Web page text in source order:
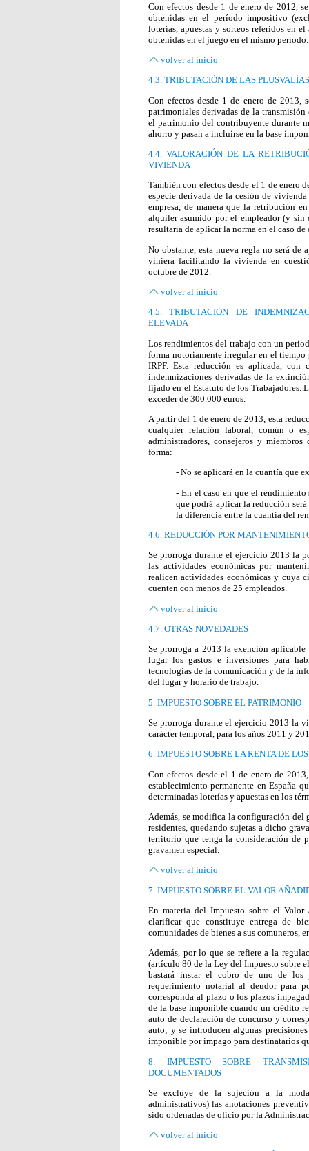
Con efectos desde 1 de enero de 2012,
obtenidas en el período impositivo
loterías, apuestas y sorteos referidos en
obtenidas en el juego en el mismo período.
volver al inicio
4.3. TRIBUTACIÓN DE LAS
Con efectos desde 1 de enero de 2013,
patrimoniales derivadas de la
el patrimonio del contribuyente durante
ahorro y pasan a incluirse en la base
4.4. VALORACIÓN DE LA
VIVIENDA
También con efectos desde el 1 de enero
especie derivada de la cesión de
empresa, de manera que la retribución
alquiler asumido por el empleador (y
resultaría de aplicar la norma en el caso
No obstante, esta nueva regla no será
viniera facilitando la vivienda en
octubre de 2012.
volver al inicio
4.5. TRIBUTACIÓN DE
ELEVADA
Los rendimientos del trabajo con un
forma notoriamente irregular en el
IRPF. Esta reducción es aplicada, con
indemnizaciones derivadas de la
fijado en el Estatuto de los Trabajadores.
exceder de 300.000 euros.
A partir del 1 de enero de 2013, esta
cualquier relación laboral, común o
administradores, consejeros y
forma:
- No se aplicará en la cuantía que
- En el caso en que el
que podrá aplicar la reducción
la diferencia entre la cuantía del
4.6. REDUCCIÓN POR
Se prorroga durante el ejercicio 2013 la
las actividades económicas por
realicen actividades económicas y cuya
cuenten con menos de 25 empleados.
volver al inicio
4.7. OTRAS NOVEDADES
Se prorroga a 2013 la exención
lugar los gastos e inversiones para
tecnologías de la comunicación y de la
del lugar y horario de trabajo.
5. IMPUESTO SOBRE EL PATRIMONIO
Se prorroga durante el ejercicio 2013 la
carácter temporal, para los años 2011 y
6. IMPUESTO SOBRE LA RENTA DE
Con efectos desde el 1 de enero de
establecimiento permanente en España
determinadas loterías y apuestas en los
Además, se modifica la configuración del
residentes, quedando sujetas a dicho
territorio que tenga la consideración de
gravamen especial.
volver al inicio
7. IMPUESTO SOBRE EL VALOR
En materia del Impuesto sobre el
clarificar que constituye entrega de
comunidades de bienes a sus comuneros,
Además, por lo que se refiere a la
(artículo 80 de la Ley del Impuesto sobre
bastará instar el cobro de uno de los
requerimiento notarial al deudor para
corresponda al plazo o los plazos
de la base imponible cuando un crédito
auto de declaración de concurso y
auto; y se introducen algunas
imponible por impago para destinatarios
8. IMPUESTO SOBRE
DOCUMENTADOS
Se excluye de la sujeción a la
administrativos) las anotaciones
sido ordenadas de oficio por la
volver al inicio